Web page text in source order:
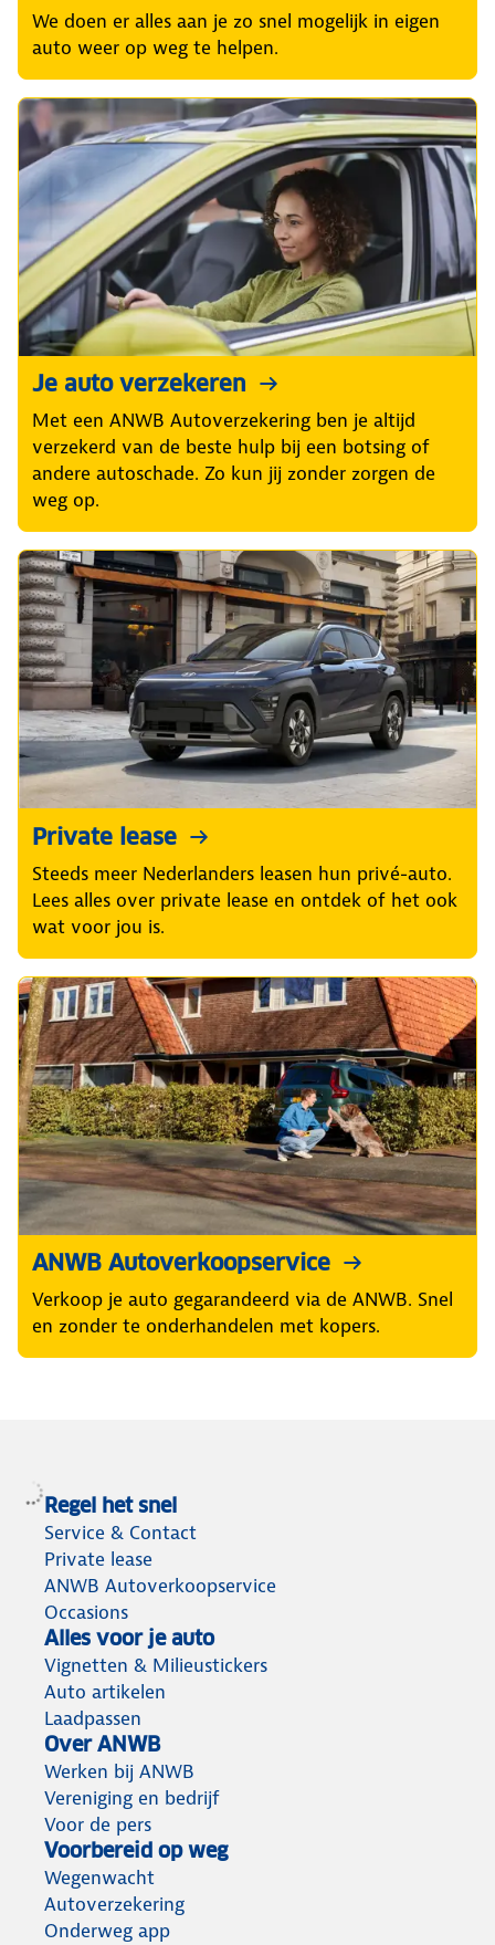
We doen er alles aan je zo snel mogelijk in eigen
auto weer op weg te helpen.
Je auto verzekeren
Met een ANWB Autoverzekering ben je altijd
verzekerd van de beste hulp bij een botsing of
andere autoschade. Zo kun jij zonder zorgen de
weg op.
Private lease
Steeds meer Nederlanders leasen hun privé-auto.
Lees alles over private lease en ontdek of het ook
wat voor jou is.
ANWB Autoverkoopservice
Verkoop je auto gegarandeerd via de ANWB. Snel
en zonder te onderhandelen met kopers.
Regel het snel
Service & Contact
Private lease
ANWB Autoverkoopservice
Occasions
Alles voor je auto
Vignetten & Milieustickers
Auto artikelen
Laadpassen
Over ANWB
Werken bij ANWB
Vereniging en bedrijf
Voor de pers
Voorbereid op weg
Wegenwacht
Autoverzekering
Onderweg app